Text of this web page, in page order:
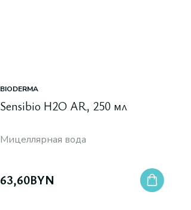
BIODERMA
Sensibio H2O AR, 250 мл
Мицеллярная вода
63,60BYN